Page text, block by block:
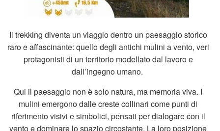
Il trekking diventa un viaggio dentro un paesaggio storico
raro e affascinante: quello degli antichi mulini a vento, veri
protagonisti di un territorio modellato dal lavoro e
dall’ingegno umano.
Qui il paesaggio non è solo natura, ma memoria viva. I
mulini emergono dalle creste collinari come punti di
riferimento visivi e simbolici, pensati per dialogare con il
vento e dominare lo spazio circostante. La loro posizione